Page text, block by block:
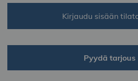
Kirjaudu sisään
Pyydä tarjous